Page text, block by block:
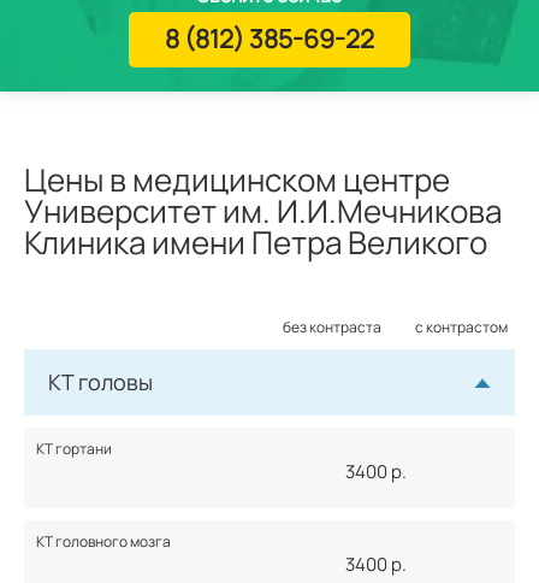
8 (812) 385-69-22
Цены в медицинском центре
Университет им. И.И.Мечникова
Клиника имени Петра Великого
с контрастом
без контраста
КТ головы
3400 р.
КТ гортани
3400 р.
КТ головного мозга